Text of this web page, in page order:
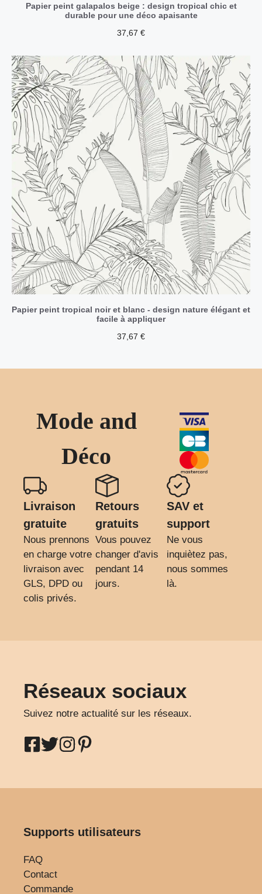
Papier peint galapalos beige : design tropical chic et
durable pour une déco apaisante
37,67 €
Papier peint tropical noir et blanc - design nature élégant et
facile à appliquer
37,67 €
Mode and
Déco
Livraison
gratuite
Nous prennons
en charge votre
livraison avec
GLS, DPD ou
colis privés.
Retours
gratuits
Vous pouvez
changer d'avis
pendant 14
jours.
SAV et
support
Ne vous
inquiètez pas,
nous sommes
là.
Réseaux sociaux
Suivez notre actualité sur les réseaux.
Supports utilisateurs
FAQ
Contact
Commande